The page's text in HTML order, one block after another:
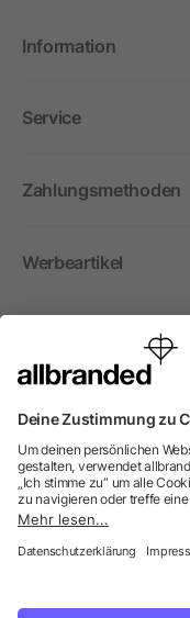
Information
Service
Zahlungsmethoden
Werbeartikel
Wir verkaufen